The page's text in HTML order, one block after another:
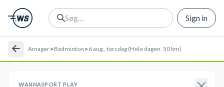
Sign in
Amager>Badminton >6 aug., torsdag (Hele dagen, 50 km)
WANNASPORT PLAY